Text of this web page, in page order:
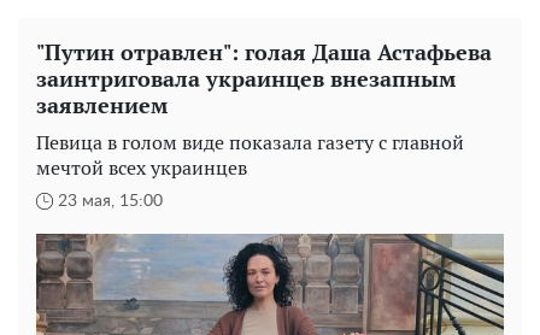
"Путин отравлен": голая Даша Астафьева
заинтриговала украинцев внезапным
заявлением
Певица в голом виде показала газету с главной
мечтой всех украинцев
23 мая, 15:00